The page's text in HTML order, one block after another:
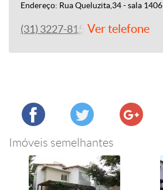
Endereço: Rua Queluzita,34 - sala 1406
(31) 3227-8158Ver telefone
Imóveis semelhantes